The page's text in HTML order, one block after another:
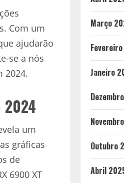
Com um
ajudarão
se a nós
2024.
2024
um
gráficas
de
6900 XT
Março
Janeiro
Outubro
Abril